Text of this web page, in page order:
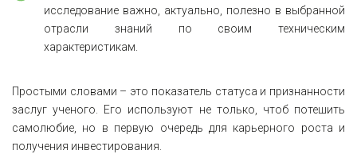
исследование важно, актуально, полезно в выбранной
отрасли знаний по своим техническим
характеристикам.
Простыми словами – это показатель статуса и признанности
заслуг ученого. Его используют не только, чтоб потешить
самолюбие, но в первую очередь для карьерного роста и
получения инвестирования.